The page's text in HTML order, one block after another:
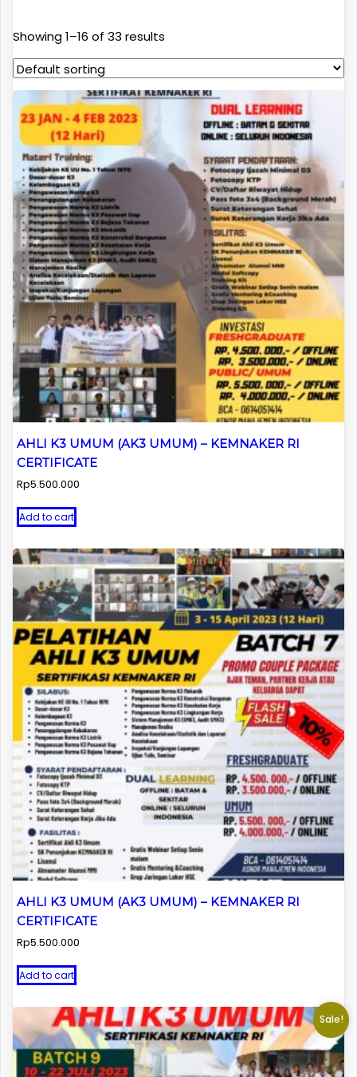
Showing 1–16 of 33 results
AHLI K3 UMUM (AK3 UMUM) – KEMNAKER RI
CERTIFICATE
Rp5.500.000
Add to cart
AHLI K3 UMUM (AK3 UMUM) – KEMNAKER RI
CERTIFICATE
Rp5.500.000
Add to cart
Sale!